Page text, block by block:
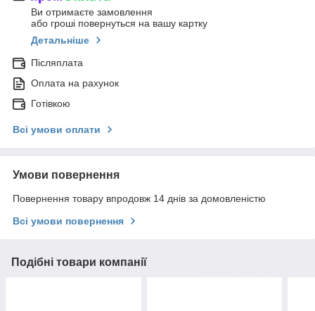
Ви отримаєте замовлення
або гроші повернуться на вашу картку
Детальніше
Післяплата
Оплата на рахунок
Готівкою
Всі умови оплати
Умови повернення
Повернення товару впродовж 14 днів за домовленістю
Всі умови повернення
Подібні товари компанії